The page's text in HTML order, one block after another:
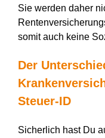
Sie werden daher
somit auch keine
Der
Steuer-ID
Sicherlich hast Du